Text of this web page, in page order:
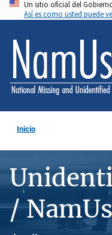
Pasar
al
contenido
principal
Un sitio oficial del
Así es como usted puede
Inicio
/